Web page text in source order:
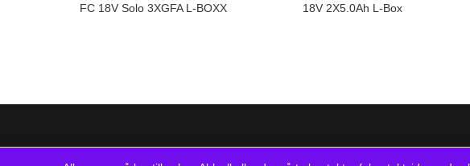
FC 18V Solo 3XGFA L-BOXX
18V 2X5.0Ah L-Box